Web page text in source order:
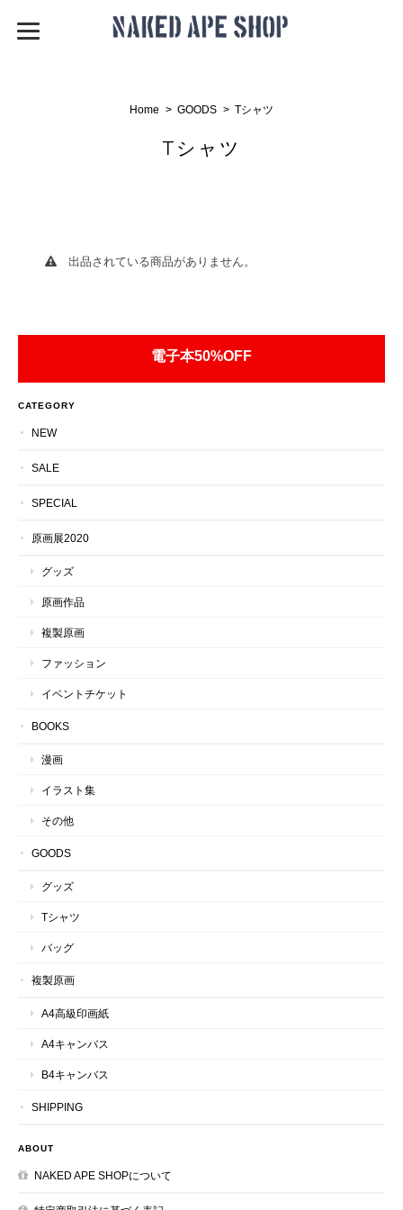
Home GOODS Tシャツ
Tシャツ
出品されている商品がありません。
電子本50%OFF
CATEGORY
NEW
SALE
SPECIAL
原画展2020
グッズ
原画作品
複製原画
ファッション
イベントチケット
BOOKS
漫画
イラスト集
その他
GOODS
グッズ
Tシャツ
バッグ
複製原画
A4高級印画紙
A4キャンバス
B4キャンバス
SHIPPING
ABOUT
NAKED APE SHOPについて